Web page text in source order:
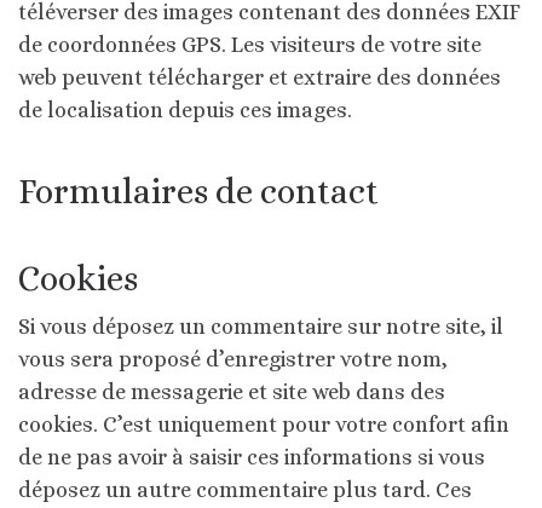
téléverser des images contenant des données EXIF
de coordonnées GPS. Les visiteurs de votre site
web peuvent télécharger et extraire des données
de localisation depuis ces images.
Formulaires de contact
Cookies
Si vous déposez un commentaire sur notre site, il
vous sera proposé d’enregistrer votre nom,
adresse de messagerie et site web dans des
cookies. C’est uniquement pour votre confort afin
de ne pas avoir à saisir ces informations si vous
déposez un autre commentaire plus tard. Ces